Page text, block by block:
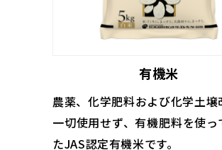
有機米
農薬、化学肥料および化学土壌
一切使用せず、有機肥料を使っ
たJAS認定有機米です。